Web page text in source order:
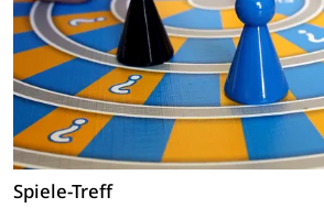
Spiele-Treff